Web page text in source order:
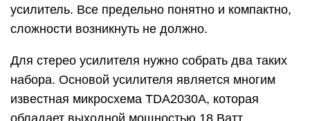
усилитель. Все предельно понятно и компактно,
сложности возникнуть не должно.
Для стерео усилителя нужно собрать два таких
набора. Основой усилителя является многим
известная микросхема TDA2030A, которая
обладает выходной мощностью 18 Ватт.